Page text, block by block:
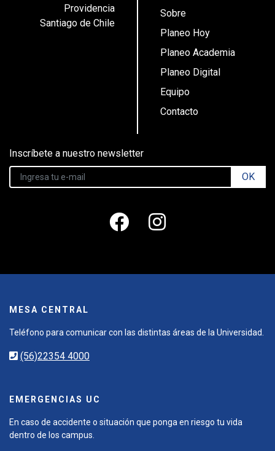
Providencia
Santiago de Chile
Sobre
Planeo Hoy
Planeo Academia
Planeo Digital
Equipo
Contacto
Inscríbete a nuestro newsletter
OK
MESA CENTRAL
Teléfono para comunicar con las distintas áreas de la Universidad.
(56)22354 4000
EMERGENCIAS UC
En caso de accidente o situación que ponga en riesgo tu vida
dentro de los campus.